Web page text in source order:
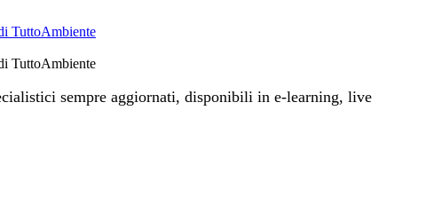
TuttoAmbiente
TuttoAmbiente
sempre aggiornati, disponibili in e-learning, live